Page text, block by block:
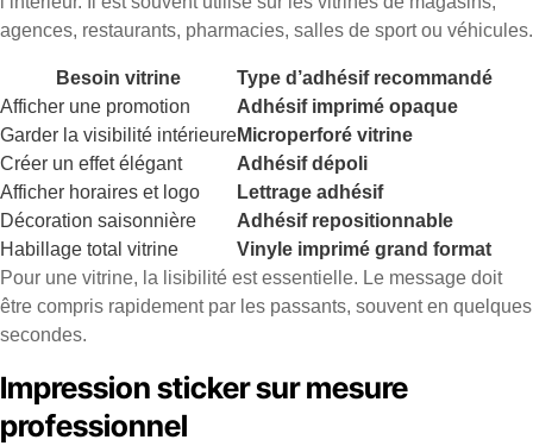
agences, restaurants, pharmacies, salles de sport ou véhicules.
Besoin vitrine
Type d’adhésif recommandé
Afficher une promotion
Adhésif imprimé opaque
Garder la visibilité intérieureMicroperforé vitrine
Créer un effet élégant
Adhésif dépoli
Afficher horaires et logo
Lettrage adhésif
Décoration saisonnière
Adhésif repositionnable
Habillage total vitrine
Vinyle imprimé grand format
Pour une vitrine, la lisibilité est essentielle. Le message doit
être compris rapidement par les passants, souvent en quelques
secondes.
Impression sticker sur mesure
professionnel